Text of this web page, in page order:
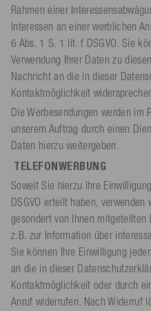
Rahmen einer
Interessen an einer werblichen
6 Abs. 1 S. 1 lit. f DSGVO. Sie
Verwendung Ihrer Daten zu
Nachricht an die in dieser
Kontaktmöglichkeit
Die Werbesendungen werden im
unserem Auftrag durch einen
Daten hierzu weitergeben.
TELEFONWERBUNG
Soweit Sie hierzu Ihre
DSGVO erteilt haben,
gesondert von Ihnen mitgeteilten
z.B. zur Information über
Sie können Ihre Einwilligung
an die in dieser
Kontaktmöglichkeit oder durch
Anruf widerrufen. Nach Widerruf